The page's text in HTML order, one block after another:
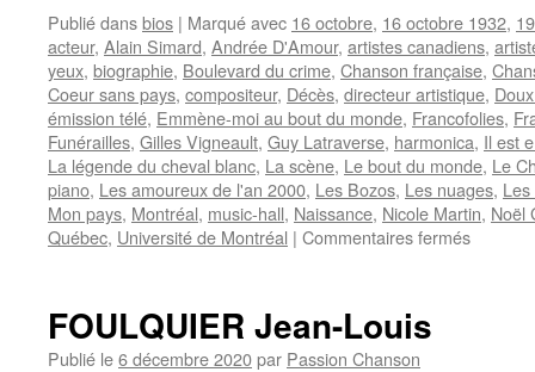
Publié dansbios | Marqué avec 16 octobre, 16 octobre 1932,
acteur, Alain Simard, Andrée D'Amour, artistes canadiens,
yeux, biographie, Boulevard du crime, Chanson française,
Coeur sans pays, compositeur, Décès, directeur artistique,
émission télé, Emmène-moi au bout du monde, Francofolies,
Funérailles, Gilles Vigneault, Guy Latraverse, harmonica, Il est
La légende du cheval blanc, La scène, Le bout du monde, Le
piano, Les amoureux de l'an 2000, Les Bozos, Les nuages,
Mon pays, Montréal, music-hall, Naissance, Nicole Martin, Noël
Québec, Université de Montréal | Commentaires ferméssur
FOULQUIER Jean-Louis
Publié le6 décembre 2020par Passion Chanson